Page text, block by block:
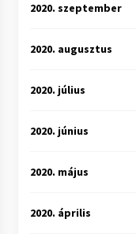
2020. szeptember
2020. augusztus
2020. július
2020. június
2020. május
2020. április